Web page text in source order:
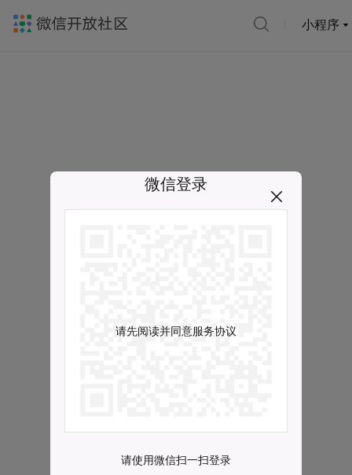
小程序
微信登录
请先阅读并同意服务协议
请使用微信扫一扫登录